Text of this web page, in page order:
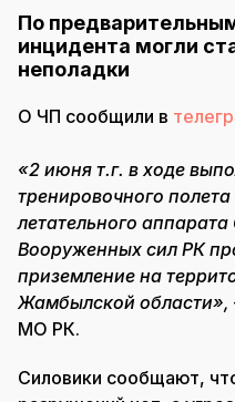
По
инцидента могли
неполадки
О ЧП сообщили в
«2 июня т.г. в ходе
тренировочного
летательного
Вооруженных сил РК
приземление на
Жамбылской области»,
МО РК.
Силовики сообщают,